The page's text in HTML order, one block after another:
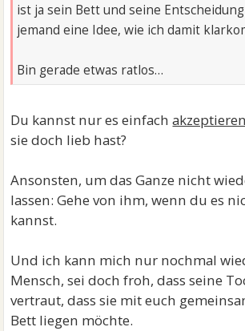
ist ja sein Bett und seine
jemand eine Idee, wie ich damit
Bin gerade etwas ratlos…
Du kannst nur es einfachakzeptieren
sie doch lieb hast?
Ansonsten, um das Ganze nicht
lassen: Gehe von ihm, wenn du es
kannst.
Und ich kann mich nur nochmal
Mensch, sei doch froh, dass seine
vertraut, dass sie mit euch
Bett liegen möchte.